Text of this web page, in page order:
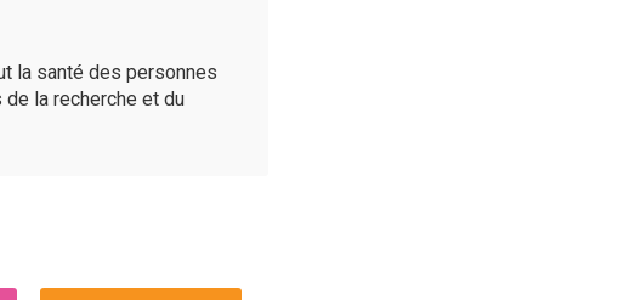
la santé des personnes
la recherche et du